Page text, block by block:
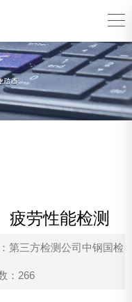
疲劳性能检测
第三方检测公司中钢国检
：266